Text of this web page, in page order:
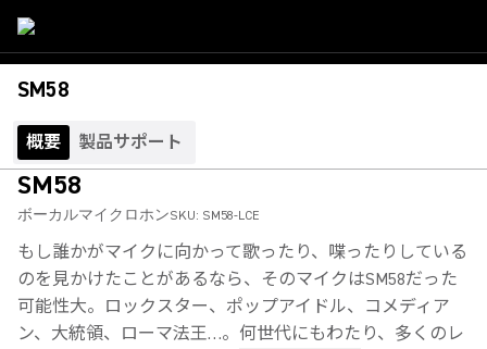
SM58
概要 製品サポート
SM58
ボーカルマイクロホンSKU: SM58-LCE
もし誰かがマイクに向かって歌ったり、喋ったりしている
のを見かけたことがあるなら、そのマイクはSM58だった
可能性大。ロックスター、ポップアイドル、コメディア
ン、大統領、ローマ法王…。何世代にもわたり、多くのレ